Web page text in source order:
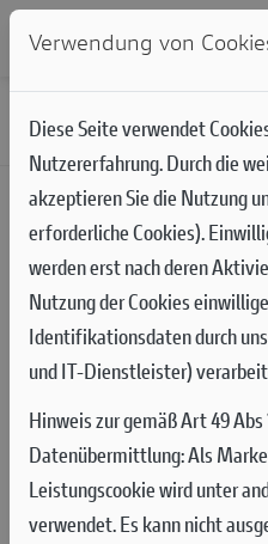
NEWS
MXGP RUNDE 14 IN FLANDERS:
Verwendung von
Diese Seite verwendet
Nutzererfahrung. Durch die
akzeptieren Sie die Nutzung
erforderliche Cookies).
werden erst nach deren
Nutzung der Cookies
Identifikationsdaten durch
und IT-Dienstleister)
Hinweis zur gemäß Art 49 Abs
Datenübermittlung:Als
Leistungscookie wird unter
verwendet. Es kann nicht